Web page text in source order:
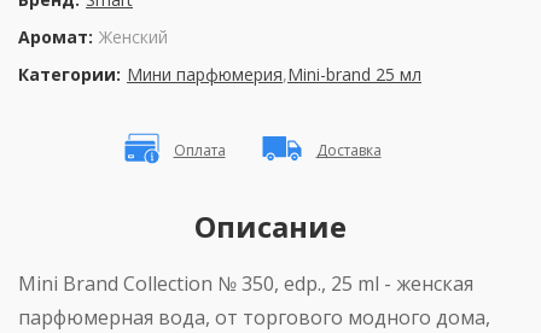
Аромат: Женский
Категории: Мини парфюмерия,Mini-brand 25 мл
Оплата Доставка
Описание
Mini Brand Collection № 350, edp., 25 ml - женская
парфюмерная вода, от торгового модного дома,